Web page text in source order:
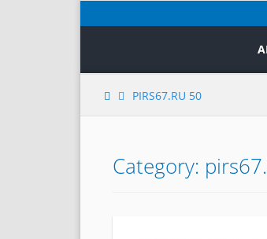
to
PIRS67.RU 50
Category: